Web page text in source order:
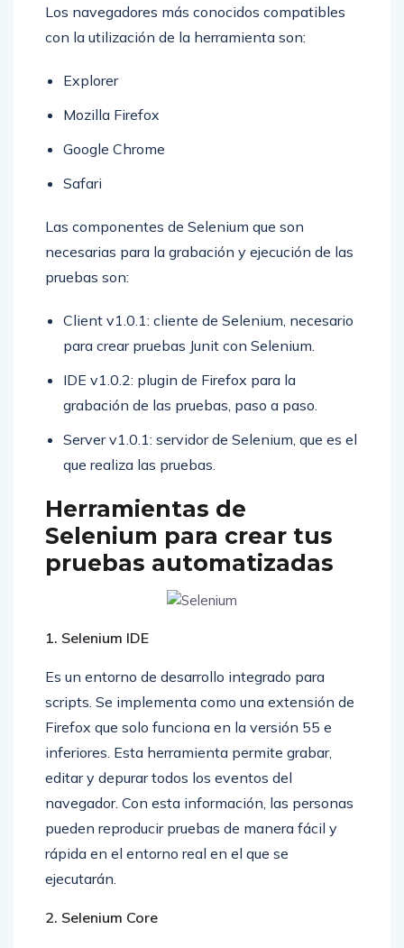
Los navegadores más conocidos compatibles
con la utilización de la herramienta son:
Explorer
Mozilla Firefox
Google Chrome
Safari
Las componentes de Selenium que son
necesarias para la grabación y ejecución de las
pruebas son:
Client v1.0.1: cliente de Selenium, necesario
para crear pruebas Junit con Selenium.
IDE v1.0.2: plugin de Firefox para la
grabación de las pruebas, paso a paso.
Server v1.0.1: servidor de Selenium, que es el
que realiza las pruebas.
Herramientas de
Selenium para crear tus
pruebas automatizadas
1. Selenium IDE
Es un entorno de desarrollo integrado para
scripts. Se implementa como una extensión de
Firefox que solo funciona en la versión 55 e
inferiores. Esta herramienta permite grabar,
editar y depurar todos los eventos del
navegador. Con esta información, las personas
pueden reproducir pruebas de manera fácil y
rápida en el entorno real en el que se
ejecutarán.
2. Selenium Core